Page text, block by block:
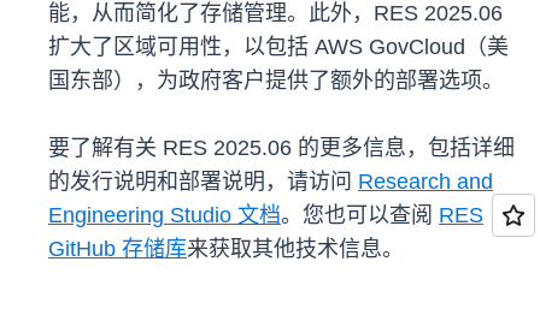
能，从而简化了存储管理。此外，RES 2025.06
扩大了区域可用性，以包括 AWS GovCloud（美
国东部），为政府客户提供了额外的部署选项。
要了解有关 RES 2025.06 的更多信息，包括详细
的发行说明和部署说明，请访问 Research and
Engineering Studio 文档。您也可以查阅 RES
GitHub 存储库来获取其他技术信息。